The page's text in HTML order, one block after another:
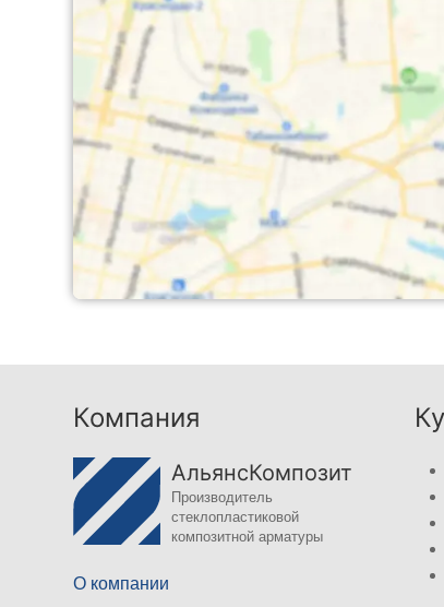
Компания
АльянсКомпозит
Производитель
стеклопластиковой
композитной арматуры
О компании